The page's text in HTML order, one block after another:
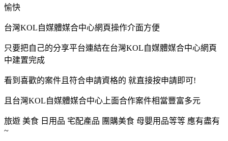
愉快
台灣KOL自媒體媒合中心網頁操作介面方便
只要把自己的分享平台連結在台灣KOL自媒體媒合中心網頁
中建置完成
看到喜歡的案件且符合申請資格的 就直接按申請即可!
且台灣KOL自媒體媒合中心上面合作案件相當豐富多元
旅遊 美食 日用品 宅配產品 團購美食 母嬰用品等等 應有盡有
~